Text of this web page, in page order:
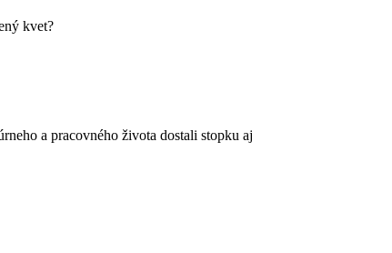
kvet?
a pracovného života dostali stopku aj